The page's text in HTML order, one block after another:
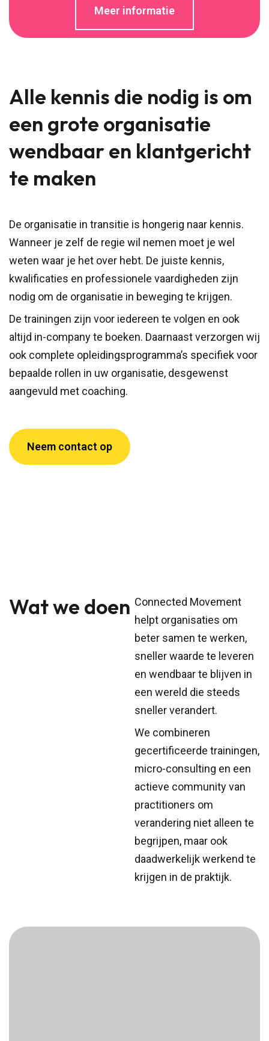
Meer informatie
Alle kennis die nodig is om
een grote organisatie
wendbaar en klantgericht
te maken
De organisatie in transitie is hongerig naar kennis.
Wanneer je zelf de regie wil nemen moet je wel
weten waar je het over hebt. De juiste kennis,
kwalificaties en professionele vaardigheden zijn
nodig om de organisatie in beweging te krijgen.
De trainingen zijn voor iedereen te volgen en ook
altijd in-company te boeken. Daarnaast verzorgen wij
ook complete opleidingsprogramma’s specifiek voor
bepaalde rollen in uw organisatie, desgewenst
aangevuld met coaching.
Neem contact op
Wat we doen Connected Movement
helpt organisaties om
beter samen te werken,
sneller waarde te leveren
en wendbaar te blijven in
een wereld die steeds
sneller verandert.
We combineren
gecertificeerde trainingen,
micro-consulting en een
actieve community van
practitioners om
verandering niet alleen te
begrijpen, maar ook
daadwerkelijk werkend te
krijgen in de praktijk.